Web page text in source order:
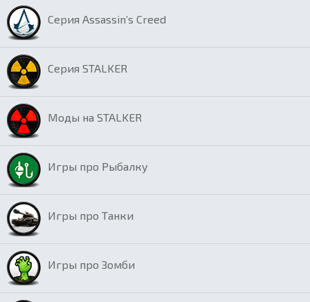
Серия Assassin’s Creed
Серия STALKER
Моды на STALKER
Игры про Рыбалку
Игры про Танки
Игры про Зомби